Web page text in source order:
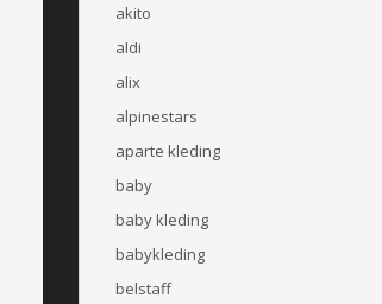
akito
aldi
alix
alpinestars
aparte kleding
baby
baby kleding
babykleding
belstaff